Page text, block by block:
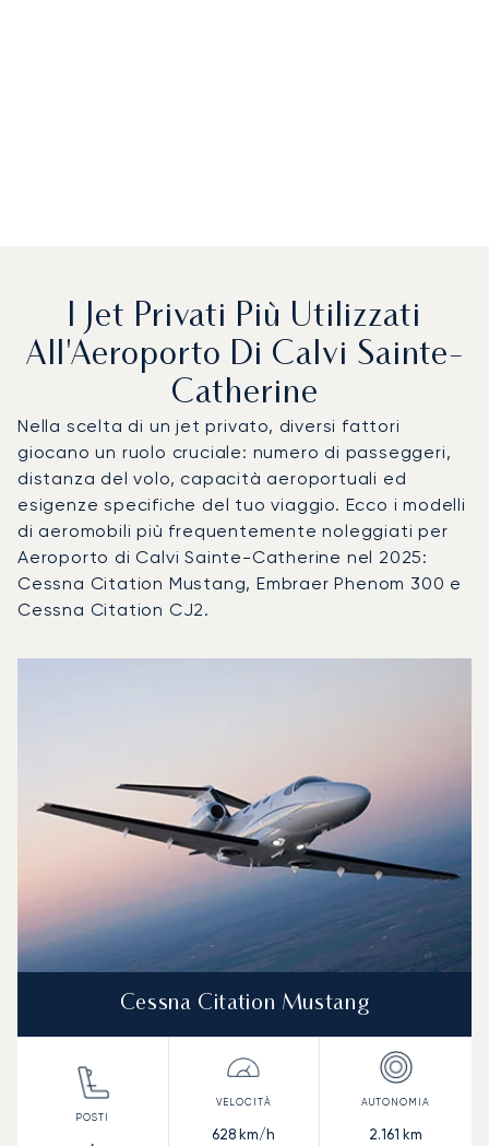
I Jet Privati Più Utilizzati
All'Aeroporto Di Calvi Sainte-
Catherine
Nella scelta di un jet privato, diversi fattori
giocano un ruolo cruciale: numero di passeggeri,
distanza del volo, capacità aeroportuali ed
esigenze specifiche del tuo viaggio. Ecco i modelli
di aeromobili più frequentemente noleggiati per
Aeroporto di Calvi Sainte-Catherine nel 2025:
Cessna Citation Mustang, Embraer Phenom 300 e
Cessna Citation CJ2.
Cessna Citation Mustang
628 km/h 2.161 km